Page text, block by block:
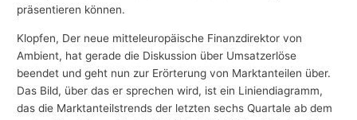
präsentieren können.
Klopfen, Der neue mitteleuropäische Finanzdirektor von
Ambient, hat gerade die Diskussion über Umsatzerlöse
beendet und geht nun zur Erörterung von Marktanteilen über.
Das Bild, über das er sprechen wird, ist ein Liniendiagramm,
das die Marktanteilstrends der letzten sechs Quartale ab dem